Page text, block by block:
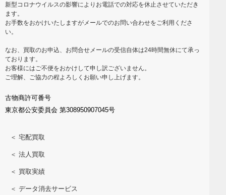
新型コロナウイルスの影響によりお電話での対応を休止させていただき
ます。
お手数をおかけいたしますがメールでのお問い合わせをご利用くださ
い。
なお、買取のお申込、お問合せメールの受信自体は24時間無休にて承っ
ております。
お客様にはご不便をおかけして申し訳ございません。
ご理解、ご協力の程よろしくお願い申し上げます。
古物商許可番号
東京都公安委員会 第308950907045号
＜ 宅配買取
＜ 法人買取
＜ 買取実績
＜ データ消去サービス